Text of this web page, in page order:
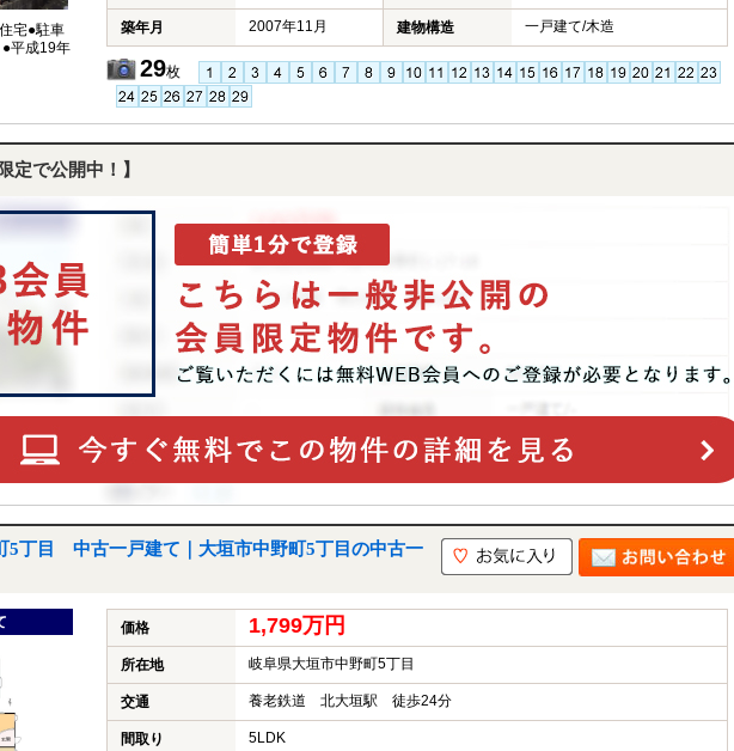
宅●駐車
平成19年
築年月 2007年11月 建物構造 一戸建て/木造
29枚
定で公開中！】
5丁目 中古一戸建て｜大垣市中野町5丁目の中古一
価格 1,799万円
所在地 岐阜県大垣市中野町5丁目
交通 養老鉄道 北大垣駅 徒歩24分
間取り 5LDK